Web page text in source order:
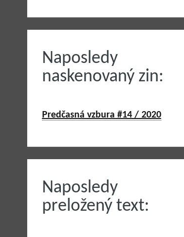
Naposledy
naskenovaný zin:
Predčasná vzbura #14 / 2020
Naposledy
preložený text: